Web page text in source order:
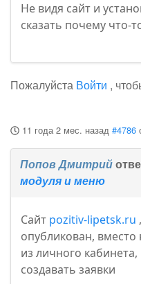
Не видя сайт и
сказать почему что-
Пожалуйста Войти ,
11 года 2 мес. назад #4786
Попов Дмитрий
модуля и меню
Сайт pozitiv-lipetsk.ru
опубликован, вместо
из личного
создавать заявки